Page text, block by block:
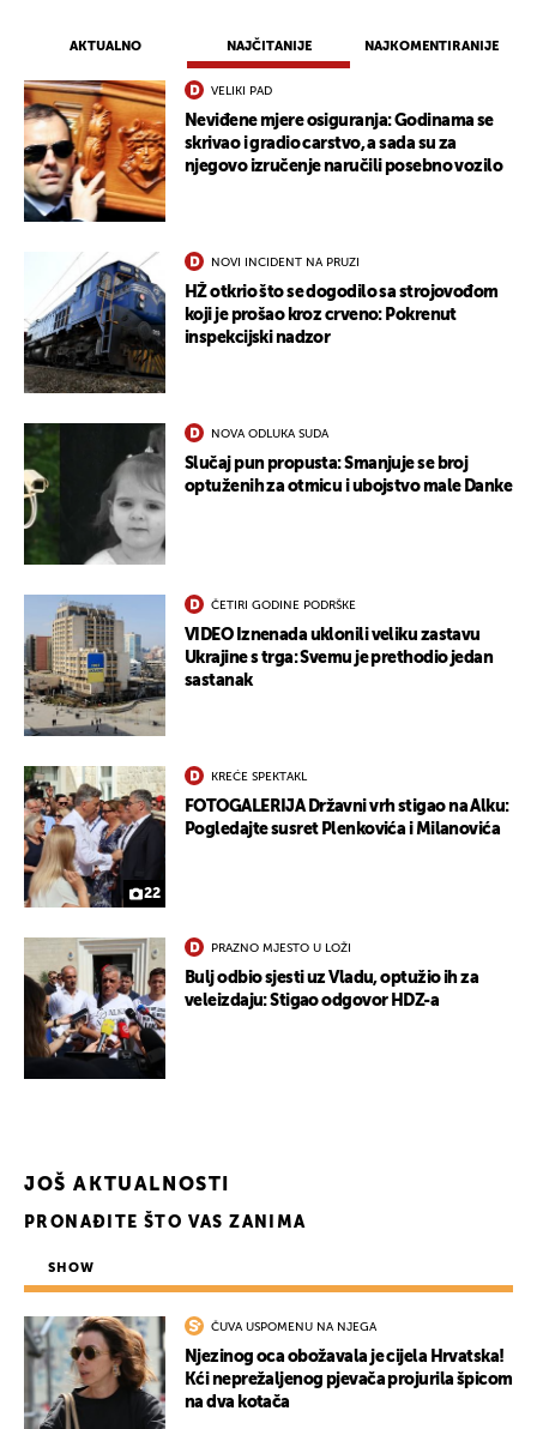
AKTUALNO NAJČITANIJE NAJKOMENTIRANIJE
VELIKI PAD
Neviđene mjere osiguranja: Godinama se
skrivao i gradio carstvo, a sada su za
njegovo izručenje naručili posebno vozilo
NOVI INCIDENT NA PRUZI
HŽ otkrio što se dogodilo sa strojovođom
koji je prošao kroz crveno: Pokrenut
inspekcijski nadzor
NOVA ODLUKA SUDA
Slučaj pun propusta: Smanjuje se broj
optuženih za otmicu i ubojstvo male Danke
ČETIRI GODINE PODRŠKE
VIDEO Iznenada uklonili veliku zastavu
Ukrajine s trga: Svemu je prethodio jedan
sastanak
22
KREĆE SPEKTAKL
FOTOGALERIJA Državni vrh stigao na Alku:
Pogledajte susret Plenkovića i Milanovića
PRAZNO MJESTO U LOŽI
Bulj odbio sjesti uz Vladu, optužio ih za
veleizdaju: Stigao odgovor HDZ-a
JOŠ AKTUALNOSTI
PRONAĐITE ŠTO VAS ZANIMA
SHOW
ČUVA USPOMENU NA NJEGA
Njezinog oca obožavala je cijela Hrvatska!
Kći neprežaljenog pjevača projurila špicom
na dva kotača